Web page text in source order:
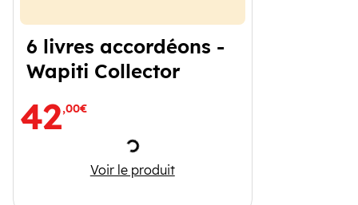
6 livres accordéons -
Wapiti Collector
42,00€
Chargement
Voir le produit6 livres accordéons - Wapiti Collector